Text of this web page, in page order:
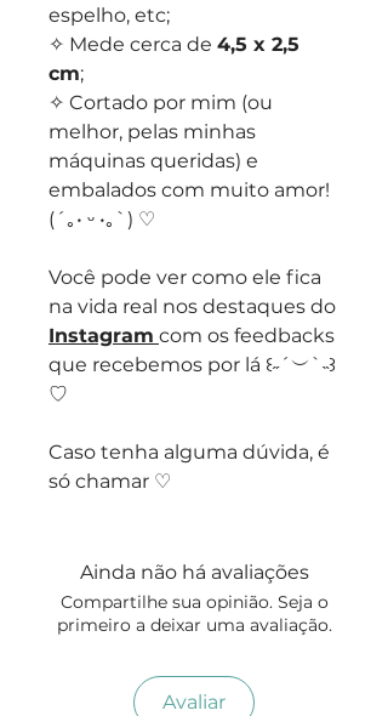
espelho, etc;
✧ Mede cerca de 4,5 x 2,5
cm;
✧ Cortado por mim (ou
melhor, pelas minhas
máquinas queridas) e
embalados com muito amor!
(´｡• ᵕ •｡`) ♡
Você pode ver como ele fica
na vida real nos destaques do
Instagram com os feedbacks
que recebemos por lá ꒰˶´︶`˵꒱
♡
Caso tenha alguma dúvida, é
só chamar ♡
Ainda não há avaliações
Compartilhe sua opinião. Seja o
primeiro a deixar uma avaliação.
Avaliar